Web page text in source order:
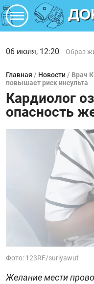
06 июля, 12:20 Образ
Главная / Новости / Врач
повышает риск инсульта
Кардиолог
опасность
Фото: 123RF/suriyawut
Желание мести